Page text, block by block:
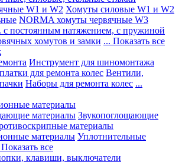
W1 и W2 Хомуты силовые W1 и W2
NORMA хомуты червячные W3
постоянным натяжением, с пружиной
хомутов и замки ... Показать все
Инструмент для шиномонтажа
для ремонта колес Вентили,
Наборы для ремонта колес ...
материалы
материалы Звукопоглощающие
материалы
материалы Уплотнительные
все
клавиши, выключатели